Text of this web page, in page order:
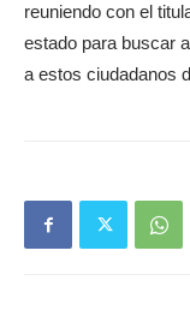
reuniendo con el
estado para buscar
a estos ciudadanos